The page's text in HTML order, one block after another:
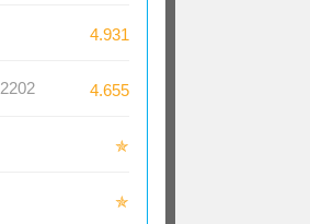
4.931
2202 4.655
✯
✯